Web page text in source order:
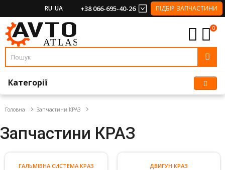
RU UA +38 066-695-40-26 ПІДБІР ЗАПЧАСТИНИ
0
Категорії
Головна Запчастини КРАЗ
Запчастини КРАЗ
ГАЛЬМІВНА СИСТЕМА КРАЗ ДВИГУН КРАЗ